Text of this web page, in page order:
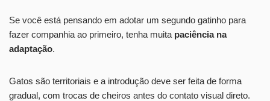
Se você está pensando em adotar um segundo gatinho para
fazer companhia ao primeiro, tenha muita paciência na
adaptação.
Gatos são territoriais e a introdução deve ser feita de forma
gradual, com trocas de cheiros antes do contato visual direto.